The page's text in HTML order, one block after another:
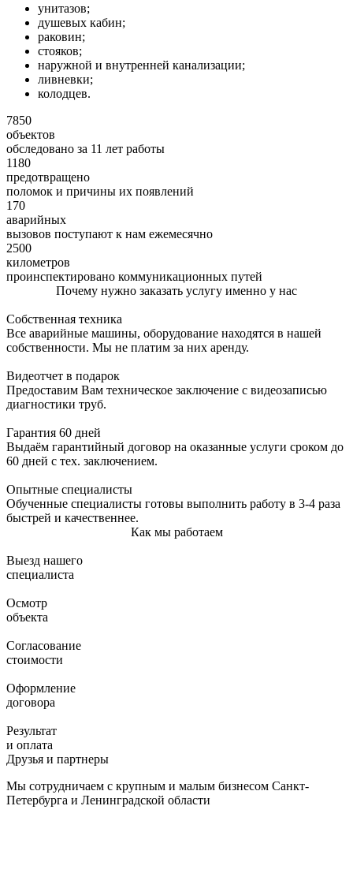
унитазов;
душевых кабин;
раковин;
стояков;
наружной и внутренней канализации;
ливневки;
колодцев.
7850
объектов
обследовано за 11 лет работы
1180
предотвращено
поломок и причины их появлений
170
аварийных
вызовов поступают к нам ежемесячно
2500
километров
проинспектировано коммуникационных путей
Почему нужно заказать услугу именно у нас
Собственная техника
Все аварийные машины, оборудование находятся в нашей
собственности. Мы не платим за них аренду.
Видеотчет в подарок
Предоставим Вам техническое заключение с видеозаписью
диагностики труб.
Гарантия 60 дней
Выдаём гарантийный договор на оказанные услуги сроком до
60 дней с тех. заключением.
Опытные специалисты
Обученные специалисты готовы выполнить работу в 3-4 раза
быстрей и качественнее.
Как мы работаем
Выезд нашего
специалиста
Осмотр
объекта
Согласование
стоимости
Оформление
договора
Результат
и оплата
Друзья и партнеры
Мы сотрудничаем с крупным и малым бизнесом Санкт-
Петербурга и Ленинградской области